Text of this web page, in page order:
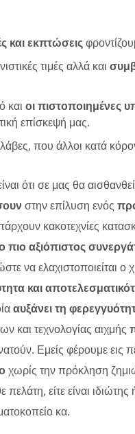
και εκπτώσεις
τιμές αλλά και
και οι πιστοποιημένες
επίσκεψή μας.
που άλλοι κατά
ότι σε μας θα
στην επίλυση ενός
κακοτεχνίες
πιο αξιόπιστος
να ελαχιστοποιείται
και
αυξάνει τη
και τεχνολογίας αιχμής
Εμείς φέρουμε εις
χωρίς την πρόκληση
είτε είναι
κα.